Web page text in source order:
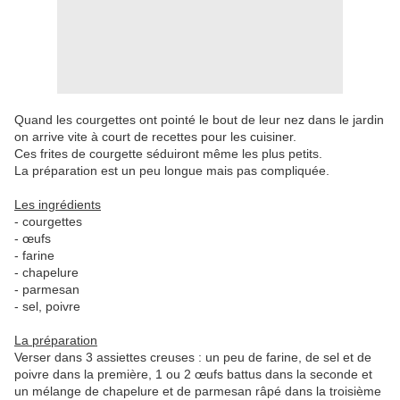
Quand les courgettes ont pointé le bout de leur nez dans le jardin
on arrive vite à court de recettes pour les cuisiner.
Ces frites de courgette séduiront même les plus petits.
La préparation est un peu longue mais pas compliquée.
Les ingrédients
- courgettes
- œufs
- farine
- chapelure
- parmesan
- sel, poivre
La préparation
Verser dans 3 assiettes creuses : un peu de farine, de sel et de
poivre dans la première, 1 ou 2 œufs battus dans la seconde et
un mélange de chapelure et de parmesan râpé dans la troisième